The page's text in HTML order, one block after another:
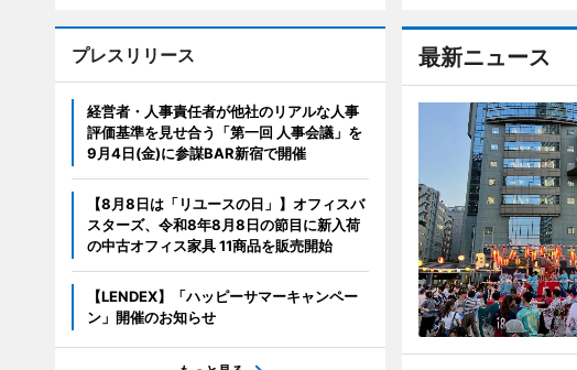
最新ニュース
プレスリリース
経営者・人事責任者が他社のリアルな人事
評価基準を見せ合う「第一回 人事会議」を
9月4日(金)に参謀BAR新宿で開催
【8月8日は「リユースの日」】オフィスバ
スターズ、令和8年8月8日の節目に新入荷
の中古オフィス家具 11商品を販売開始
【LENDEX】「ハッピーサマーキャンペー
ン」開催のお知らせ